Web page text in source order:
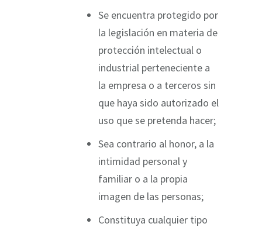
Se encuentra protegido por
la legislación en materia de
protección intelectual o
industrial perteneciente a
la empresa o a terceros sin
que haya sido autorizado el
uso que se pretenda hacer;
Sea contrario al honor, a la
intimidad personal y
familiar o a la propia
imagen de las personas;
Constituya cualquier tipo